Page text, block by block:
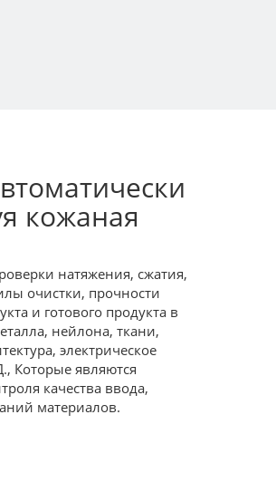
кожаная
натяжения, сжатия,
очистки, прочности
и готового продукта в
нейлона, ткани,
электрическое
Которые являются
качества ввода,
материалов.